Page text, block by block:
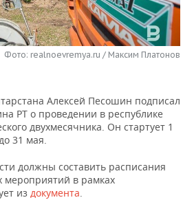
Фото: realnoevremya.ru / Максим Платонов
Алексей Песошин подписал
РТ о проведении в республике
двухмесячника. Он стартует 1
31 мая.
должны составить расписания
мероприятий в рамках
из документа.